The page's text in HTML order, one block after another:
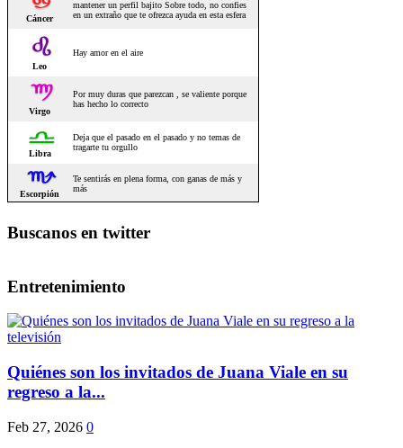
Buscanos en twitter
Entretenimiento
Quiénes son los invitados de Juana Viale en su
regreso a la...
Feb 27, 2026 0